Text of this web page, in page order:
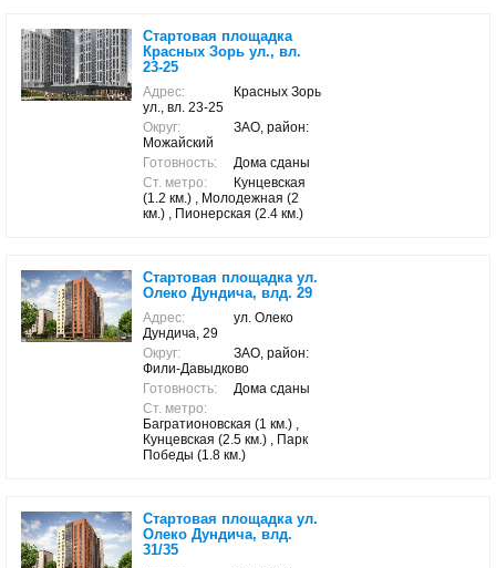
Стартовая площадка
Красных Зорь ул., вл.
23-25
Адрес:
Красных Зорь
ул., вл. 23-25
Округ:
ЗАО, район:
Можайский
Готовность:
Дома сданы
Ст. метро:
Кунцевская
(1.2 км.) , Молодежная (2
км.) , Пионерская (2.4 км.)
Стартовая площадка ул.
Олеко Дундича, влд. 29
Адрес:
ул. Олеко
Дундича, 29
Округ:
ЗАО, район:
Фили-Давыдково
Готовность:
Дома сданы
Ст. метро:
Багратионовская (1 км.) ,
Кунцевская (2.5 км.) , Парк
Победы (1.8 км.)
Стартовая площадка ул.
Олеко Дундича, влд.
31/35